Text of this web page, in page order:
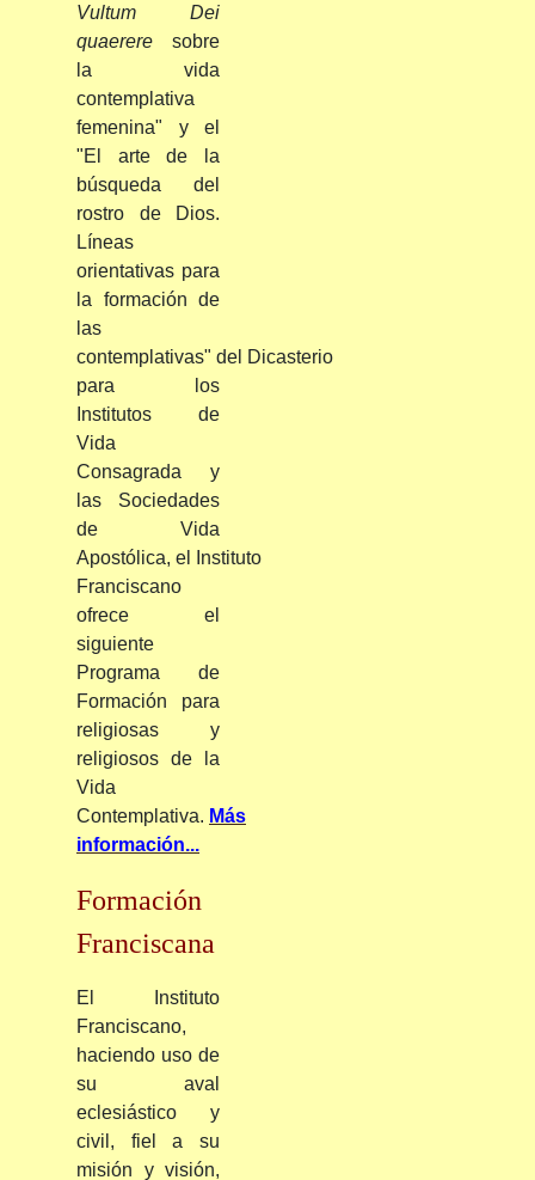
Vultum Dei
quaerere sobre
la vida
contemplativa
femenina" y el
"El arte de la
búsqueda del
rostro de Dios.
Líneas
orientativas para
la formación de
las
contemplativas" del Dicasterio
para los
Institutos de
Vida
Consagrada y
las Sociedades
de Vida
Apostólica, el Instituto
Franciscano
ofrece el
siguiente
Programa de
Formación para
religiosas y
religiosos de la
Vida
Contemplativa. Más
información...
Formación
Franciscana
El Instituto
Franciscano,
haciendo uso de
su aval
eclesiástico y
civil, fiel a su
misión y visión,